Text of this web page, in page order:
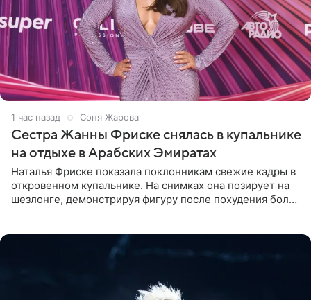
1 час назад Соня Жарова
Сестра Жанны Фриске снялась в купальнике
на отдыхе в Арабских Эмиратах
Наталья Фриске показала поклонникам свежие кадры в
откровенном купальнике. На снимках она позирует на
шезлонге, демонстрируя фигуру после похудения более